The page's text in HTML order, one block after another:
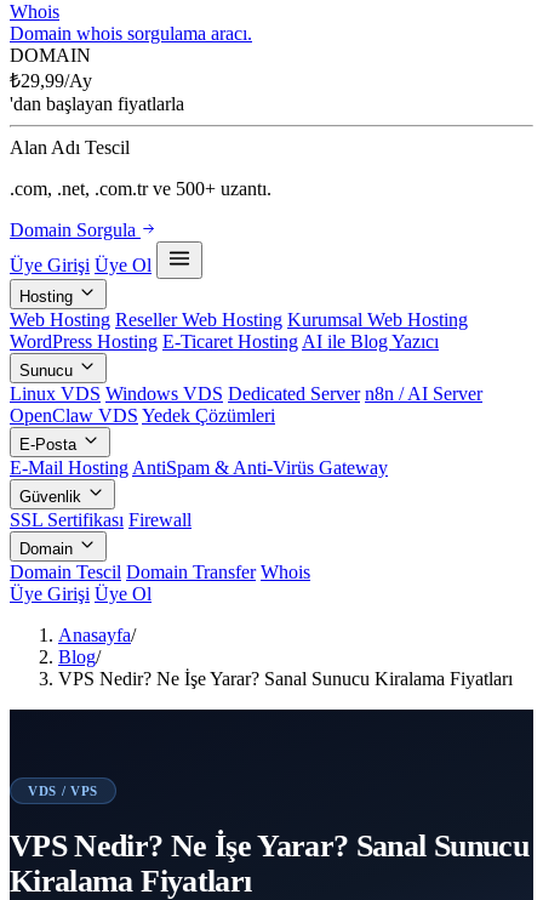
Whois
Domain whois sorgulama aracı.
DOMAIN
₺29,99/Ay
'dan başlayan fiyatlarla
Alan Adı Tescil
.com, .net, .com.tr ve 500+ uzantı.
Domain Sorgula
Üye Girişi Üye Ol
Hosting
Web Hosting Reseller Web Hosting Kurumsal Web Hosting
WordPress Hosting E-Ticaret Hosting AI ile Blog Yazıcı
Sunucu
Linux VDS Windows VDS Dedicated Server n8n / AI Server
OpenClaw VDS Yedek Çözümleri
E-Posta
E-Mail Hosting AntiSpam & Anti-Virüs Gateway
Güvenlik
SSL Sertifikası Firewall
Domain
Domain Tescil Domain Transfer Whois
Üye Girişi Üye Ol
Anasayfa/
Blog/
VPS Nedir? Ne İşe Yarar? Sanal Sunucu Kiralama Fiyatları
VDS / VPS
VPS Nedir? Ne İşe Yarar? Sanal Sunucu
Kiralama Fiyatları